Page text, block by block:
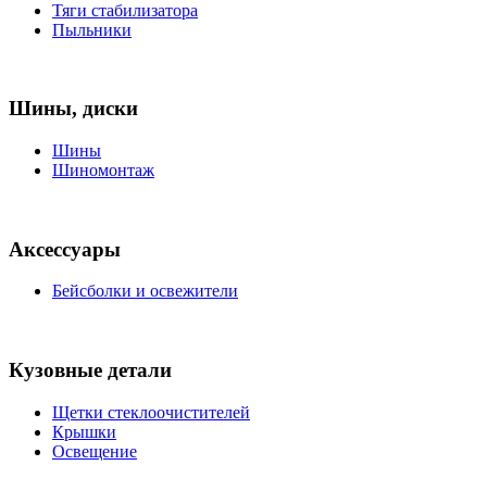
Тяги стабилизатора
Пыльники
Шины, диски
Шины
Шиномонтаж
Аксессуары
Бейсболки и освежители
Кузовные детали
Щетки стеклоочистителей
Крышки
Освещение